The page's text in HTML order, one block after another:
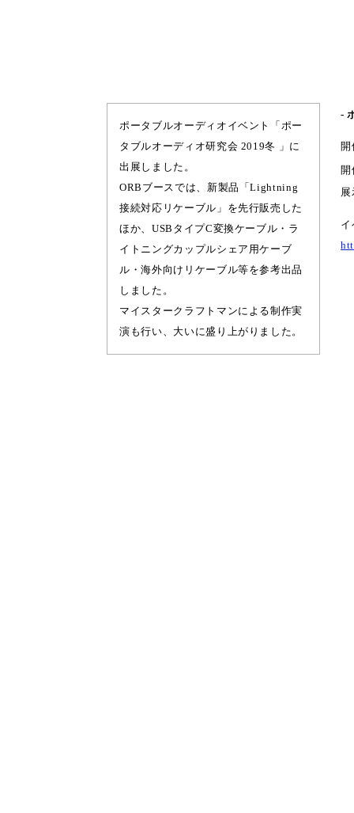
ポータブルオーディオイベント「ポー
タブルオーディオ研究会 2019冬 」に
出展しました。
ORBブースでは、新製品「Lightning
接続対応リケーブル」を先行販売した
ほか、USBタイプC変換ケーブル・ラ
イトニングカップルシェア用ケーブ
ル・海外向けリケーブル等を参考出品
しました。
マイスタークラフトマンによる制作実
演も行い、大いに盛り上がりました。
-
開
開
イ